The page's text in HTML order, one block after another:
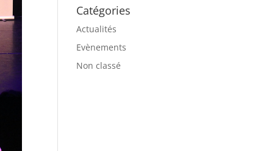
Catégories
Actualités
Evènements
Non classé